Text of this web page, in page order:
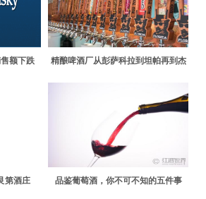
额下跌
精酿啤酒厂从彭萨科拉到坦帕再到杰
第酒庄 品鉴葡萄酒，你不可不知的五件事